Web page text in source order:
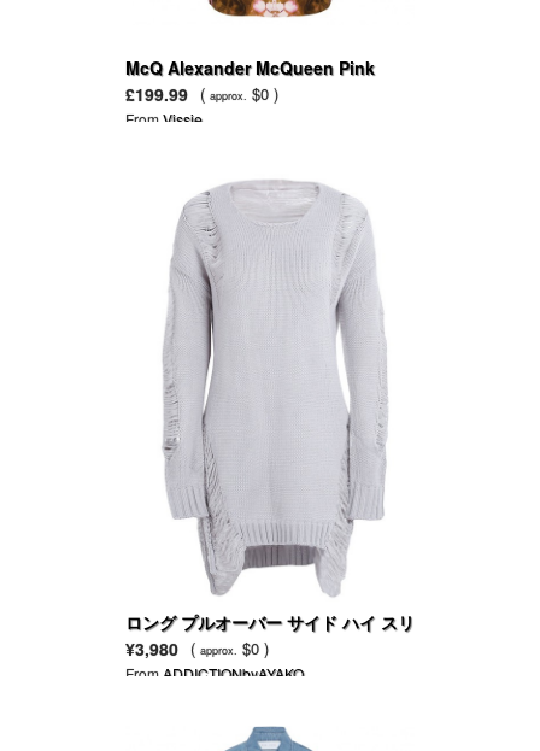
McQ Alexander McQueen Pink
Floral Print Jersey Dress
£199.99 ( approx. $0 )
FromVissie
ロング プルオーバー サイド ハイ スリ
ット ニットセーター
¥3,980 ( approx. $0 )
From ADDICTIONbyAYAKO